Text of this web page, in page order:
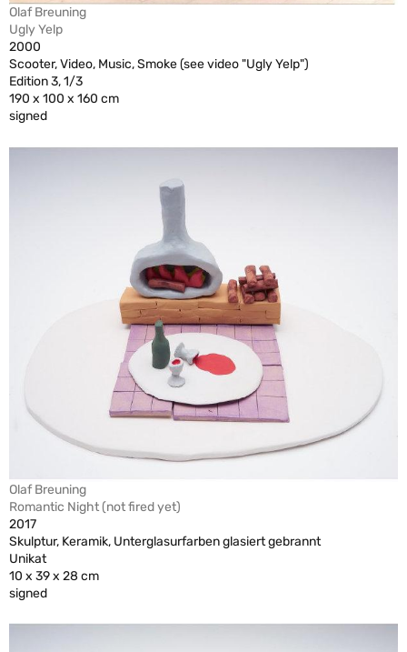
Olaf Breuning
Ugly Yelp
2000
Scooter, Video, Music, Smoke (see video "Ugly Yelp")
Edition 3, 1/3
190 x 100 x 160 cm
signed
Olaf Breuning
Romantic Night (not fired yet)
2017
Skulptur, Keramik, Unterglasurfarben glasiert gebrannt
Unikat
10 x 39 x 28 cm
signed